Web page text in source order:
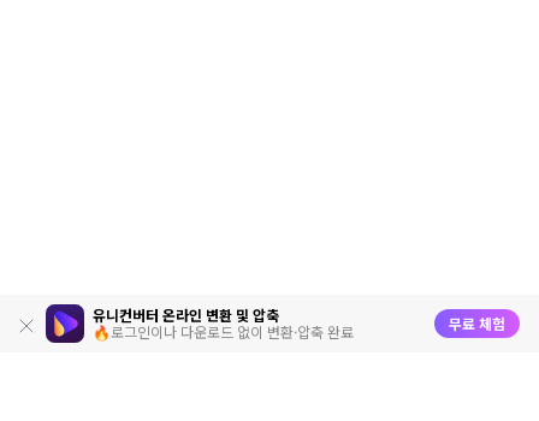
유니컨버터 온라인 변환 및 압축
🔥로그인이나 다운로드 없이 변환·압축 완료
무료 체험